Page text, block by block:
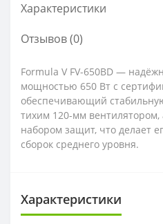
Характеристики
Отзывов (0)
Formula V FV-650BD —
мощностью 650 Вт с
обеспечивающий
тихим 120-мм
набором защит, что делает
сборок среднего уровня.
Характеристики